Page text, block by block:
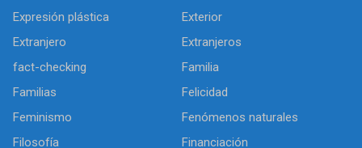
Expresión plástica
Exterior
Extranjero
Extranjeros
fact-checking
Familia
Familias
Felicidad
Feminismo
Fenómenos naturales
Filosofía
Financiación